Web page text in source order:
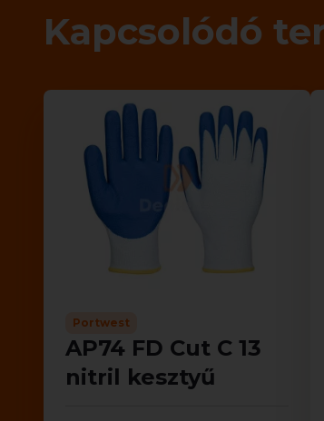
Kapcsolódó
Portwest
AP74 FD Cut C 13
nitril kesztyű